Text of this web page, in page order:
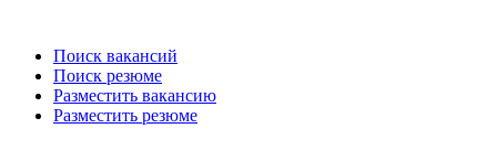
Поиск вакансий
Поиск резюме
Разместить вакансию
Разместить резюме